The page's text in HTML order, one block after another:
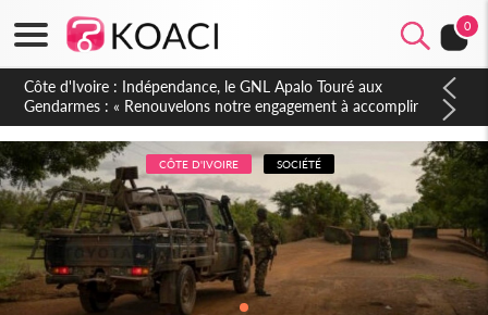
0
Sierra Leone : Un projet de réforme constitutionnelle en
gestation, points clés des amendements, un exclu d'avance
CÔTE D'IVOIRE SOCIÉTÉ